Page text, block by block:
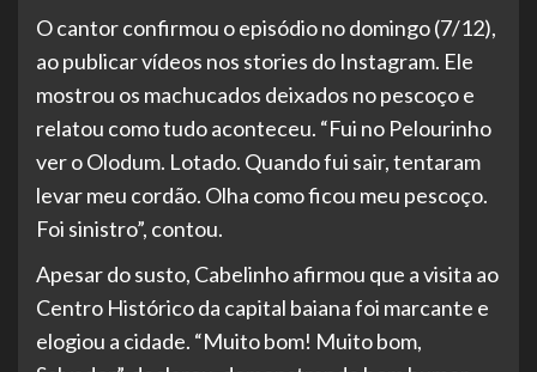
O cantor confirmou o episódio no domingo (7/12),
ao publicar vídeos nos stories do Instagram. Ele
mostrou os machucados deixados no pescoço e
relatou como tudo aconteceu. “Fui no Pelourinho
ver o Olodum. Lotado. Quando fui sair, tentaram
levar meu cordão. Olha como ficou meu pescoço.
Foi sinistro”, contou.
Apesar do susto, Cabelinho afirmou que a visita ao
Centro Histórico da capital baiana foi marcante e
elogiou a cidade. “Muito bom! Muito bom,